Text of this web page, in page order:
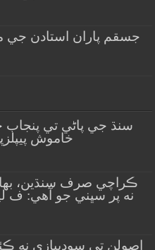
جسقم پاران استادن جي
سنڌ جي پاڻي تي
خاموش
ڪراچي صرف سنڌين،
نه پر سڀني جو آهي: ف